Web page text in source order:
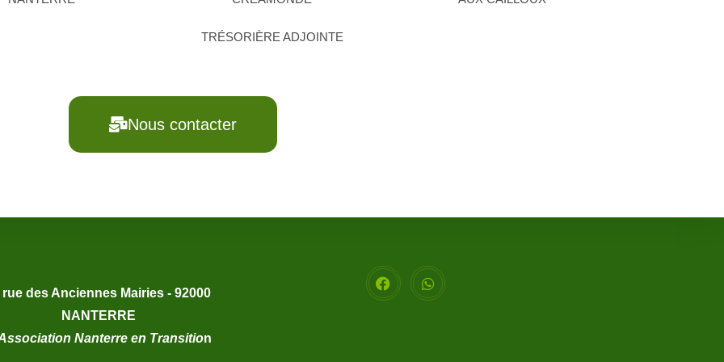
TRÉSORIÈRE ADJOINTE
Nous contacter
rue des Anciennes Mairies - 92000
NANTERRE
Nanterre en Transition